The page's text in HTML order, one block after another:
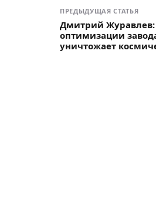
ПРЕДЫДУЩАЯ СТАТЬЯ
Дмитрий
оптимизации
уничтожает